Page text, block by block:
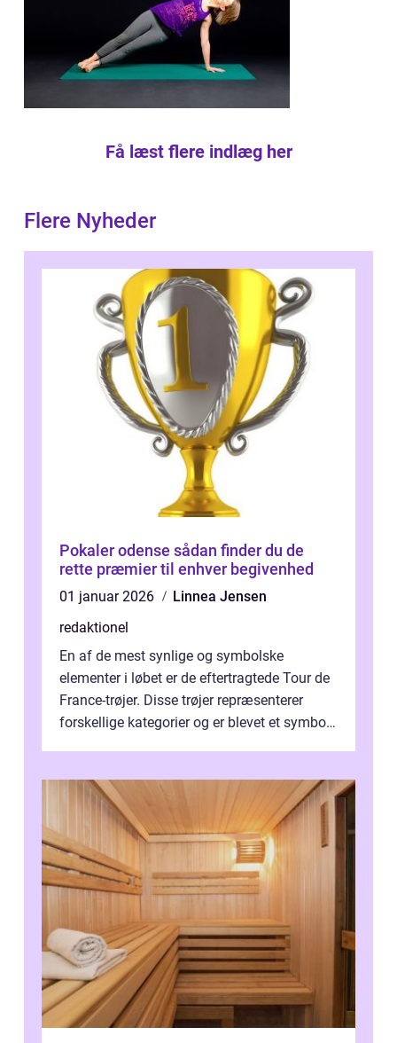
Få læst flere indlæg her
Flere Nyheder
Pokaler odense sådan finder du de
rette præmier til enhver begivenhed
01 januar 2026
Linnea Jensen
redaktionel
En af de mest synlige og symbolske
elementer i løbet er de eftertragtede Tour de
France-trøjer. Disse trøjer repræsenterer
forskellige kategorier og er blevet et symbol